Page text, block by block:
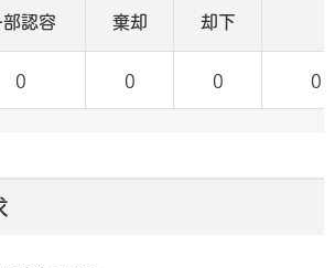
部認容 棄却 却下
0 0 0 0